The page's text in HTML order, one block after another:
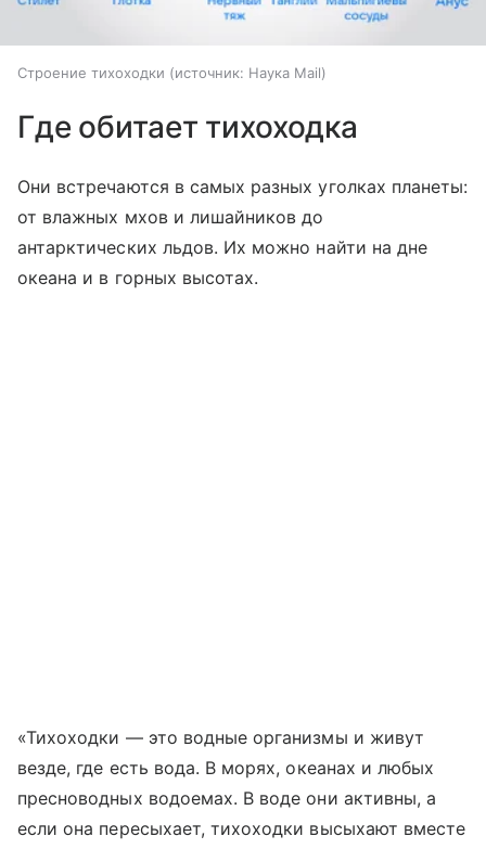
Строение тихоходки источник: Наука Mail
Где обитает тихоходка
Они встречаются в самых разных уголках планеты:
от влажных мхов и лишайников до
антарктических льдов. Их можно найти на дне
океана и в горных высотах.
«Тихоходки — это водные организмы и живут
везде, где есть вода. В морях, океанах и любых
пресноводных водоемах. В воде они активны, а
если она пересыхает, тихоходки высыхают вместе